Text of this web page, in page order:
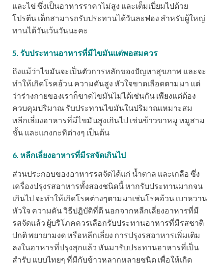
และไข่ ซึ่งเป็นอาหารราคาไม่สูง และเต็มเปี่ยมไปด้วย
โปรตีน เด็กสามารถรับประทานได้วันละฟอง สำหรับผู้ใหญ่
ทานได้วันเว้นวันนะคะ
5. รับประทานอาหารที่มีไขมันแต่พอสมควร
ถึงแม้ว่าไขมันจะเป็นตัวการหลักของปัญหาสุขภาพ และจะ
ทำให้เกิดโรคอ้วน ความดันสูง หัวใจขาดเลือดตามมา แต่
ว่าร่างกายของเราก็ขาดไขมันไม่ได้เช่นกัน เพียงแต่ต้อง
ควบคุมปริมาณ รับประทานไขมันในปริมาณเหมาะสม
หลีกเลี่ยงอาหารที่มีไขมันสูงเกินไป เช่นข้าวขาหมู หมูสาม
ชั้น และแกงกะทิต่างๆ เป็นต้น
6. หลีกเลี่ยงอาหารที่มีรสจัดเกินไป
ส่วนประกอบของอาหารรสจัดได้แก่ น้ำตาล และเกลือ ซึ่ง
เครื่องปรุงรสอาหารทั้งสองชนิดนี้ หากรับประทานมากจน
เกินไป จะทำให้เกิดโรคต่างๆตามมาเช่นโรคอ้วน เบาหวาน
หัวใจ ความดัน วิธีปฎิบัติที่ดี นอกจากหลีกเลี่ยงอาหารที่มี
รสจัดแล้ว ผู้บริโภคควรเลือกรับประทานอาหารที่มีรสชาติ
ปกติ พยายามงด หรือหลีกเลี่ยง การปรุงรสอาหารเพิ่มเติม
ลงในอาหารที่ปรุงสุกแล้ว หันมารับประทานอาหารที่เป็น
สำรับ แบบไทยๆ ที่มีกับข้าวหลากหลายชนิด เพื่อให้เกิด